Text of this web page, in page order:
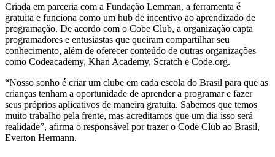
Criada em parceria com a Fundação Lemman, a ferramenta é
gratuita e funciona como um hub de incentivo ao aprendizado de
programação. De acordo com o Cobe Club, a organização capta
programadores e entusiastas que queiram compartilhar seu
conhecimento, além de oferecer conteúdo de outras organizações
como Codeacademy, Khan Academy, Scratch e Code.org.
“Nosso sonho é criar um clube em cada escola do Brasil para que as
crianças tenham a oportunidade de aprender a programar e fazer
seus próprios aplicativos de maneira gratuita. Sabemos que temos
muito trabalho pela frente, mas acreditamos que um dia isso será
realidade”, afirma o responsável por trazer o Code Club ao Brasil,
Everton Hermann.